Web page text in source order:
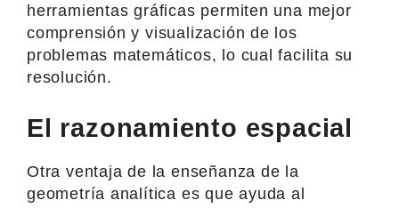
herramientas gráficas permiten una mejor
comprensión y visualización de los
problemas matemáticos, lo cual facilita su
resolución.
El razonamiento espacial
Otra ventaja de la enseñanza de la
geometría analítica es que ayuda al